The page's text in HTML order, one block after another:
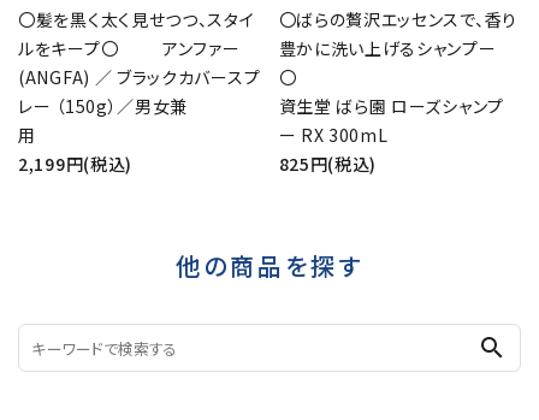
〇髪を黒く太く見せつつ、スタイ
ルをキープ〇 アンファー
(ANGFA) ／ ブラックカバースプ
レー （150g）／男女兼
用
2,199円(税込)
〇ばらの贅沢エッセンスで、香り
豊かに洗い上げるシャンプー
資生堂 ばら園 ローズシャンプ
ー RX 300mL
825円(税込)
他の商品を探す
search